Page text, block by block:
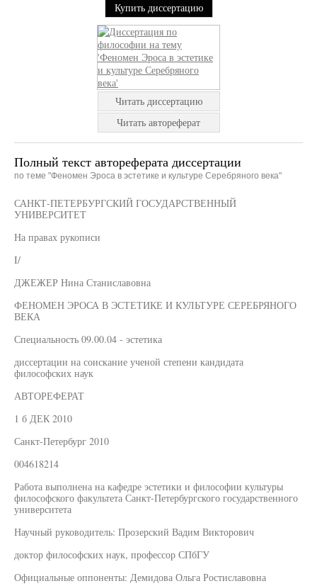
Купить диссертацию
Читать диссертацию
Читать автореферат
Полный текст автореферата диссертации
по теме "Феномен Эроса в эстетике и культуре Серебряного века"
САНКТ-ПЕТЕРБУРГСКИЙ ГОСУДАРСТВЕННЫЙ
УНИВЕРСИТЕТ
На правах рукописи
I/
ДЖЕЖЕР Нина Станиславовна
ФЕНОМЕН ЭРОСА В ЭСТЕТИКЕ И КУЛЬТУРЕ СЕРЕБРЯНОГО
ВЕКА
Специальность 09.00.04 - эстетика
диссертации на соискание ученой степени кандидата
философских наук
АВТОРЕФЕРАТ
1 б ДЕК 2010
Санкт-Петербург 2010
004618214
Работа выполнена на кафедре эстетики и философии культуры
философского факультета Санкт-Петербургского государственного
университета
Научный руководитель: Прозерский Вадим Викторович
доктор философских наук, профессор СПбГУ
Официальные оппоненты: Демидова Ольга Ростиславовна